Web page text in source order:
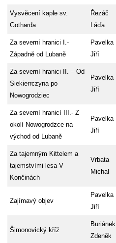
Vysvěcení kaple sv.
Gotharda
Řezáč
Láďa
Za severní hranici I.-
Západně od Lubaně
Pavelka
Jiří
Za severní hranici II. – Od
Siekierrczyna po
Nowogrodziec
Pavelka
Jiří
Za severní hranicí III.- Z
okolí Nowogrodzce na
východ od Lubaně
Pavelka
Jiří
Za tajemným Kittelem a
tajemstvími lesa V
Končinách
Vrbata
Michal
Zajímavý objev
Pavelka
Jiří
Šimonovický kříž
Buriánek
Zdeněk